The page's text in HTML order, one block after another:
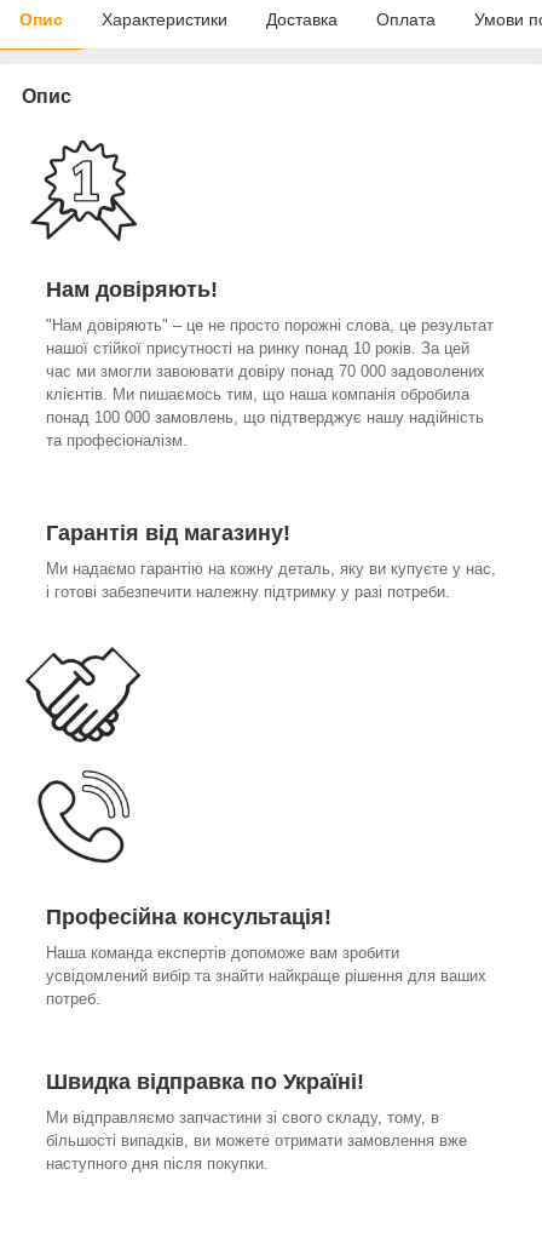
Опис Характеристики Доставка Оплата Умови
Опис
Нам довіряють!
"Нам довіряють" – це не просто порожні слова, це результат
нашої стійкої присутності на ринку понад 10 років. За цей
час ми змогли завоювати довіру понад 70 000 задоволених
клієнтів. Ми пишаємось тим, що наша компанія обробила
понад 100 000 замовлень, що підтверджує нашу надійність
та професіоналізм.
Гарантія від магазину!
Ми надаємо гарантію на кожну деталь, яку ви купуєте у нас,
і готові забезпечити належну підтримку у разі потреби.
Професійна консультація!
Наша команда експертів допоможе вам зробити
усвідомлений вибір та знайти найкраще рішення для ваших
потреб.
Швидка відправка по Україні!
Ми відправляємо запчастини зі свого складу, тому, в
більшості випадків, ви можете отримати замовлення вже
наступного дня після покупки.